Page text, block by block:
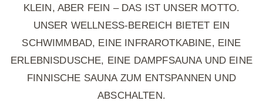
KLEIN, ABER FEIN – DAS IST UNSER MOTTO.
UNSER WELLNESS-BEREICH BIETET EIN
SCHWIMMBAD, EINE INFRAROTKABINE, EINE
ERLEBNISDUSCHE, EINE DAMPFSAUNA UND EINE
FINNISCHE SAUNA ZUM ENTSPANNEN UND
ABSCHALTEN.